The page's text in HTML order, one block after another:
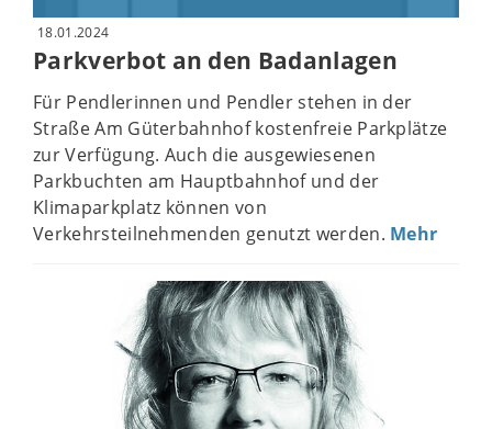
18.01.2024
Parkverbot an den Badanlagen
Für Pendlerinnen und Pendler stehen in der
Straße Am Güterbahnhof kostenfreie Parkplätze
zur Verfügung. Auch die ausgewiesenen
Parkbuchten am Hauptbahnhof und der
Klimaparkplatz können von
Verkehrsteilnehmenden genutzt werden. Mehr